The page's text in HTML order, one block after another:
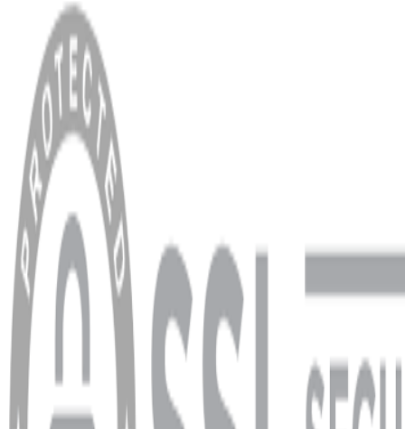
MENÜ
Anasayfa
Hakkımızda
Blog
MÜŞTERİ HİZMETLERİ
Hesabım
Sipariş Sorgulama
Banka Hesap Bilgileri
YARDIM VE DESTEK
Ödeme ve Teslimat Şartları
Garanti ve İade Şartları
info@dukkanhifi.com
0850 441 40 44
info@dukkanhifi.com 0850 441 40 44
Çalışma Saatleri: Pazartesi - Cuma 09:30 - 19:30, Cumartesi 10:00 - 18:00